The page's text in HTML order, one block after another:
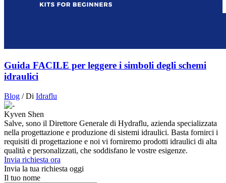
Guida FACILE per leggere i simboli degli schemi
idraulici
Blog / Di Idraflu
Kyven Shen
Salve, sono il Direttore Generale di Hydraflu, azienda specializzata
nella progettazione e produzione di sistemi idraulici. Basta fornirci i
requisiti di progettazione e noi vi forniremo prodotti idraulici di alta
qualità e personalizzati, che soddisfano le vostre esigenze.
Invia richiesta ora
Invia la tua richiesta oggi
Il tuo nome